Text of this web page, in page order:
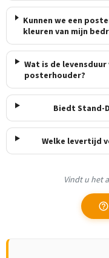
Kunnen we een
kleuren van mijn
Wat is de
posterhouder?
Biedt Stand-
Welke levertijd
Vindt u het
help_outline